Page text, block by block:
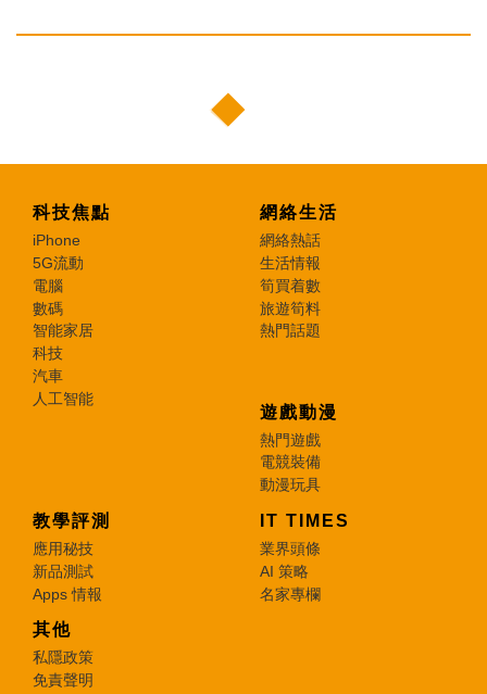
科技焦點
iPhone
5G流動
電腦
數碼
智能家居
科技
汽車
人工智能
網絡生活
網絡熱話
生活情報
筍買着數
旅遊筍料
熱門話題
遊戲動漫
熱門遊戲
電競裝備
動漫玩具
教學評測
應用秘技
新品測試
Apps 情報
IT TIMES
業界頭條
AI 策略
名家專欄
其他
私隱政策
免責聲明